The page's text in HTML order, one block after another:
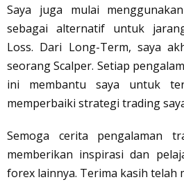
Saya juga mulai
sebagai alternatif untuk
Loss. Dari Long-Term, saya
seorang Scalper. Setiap
ini membantu saya untuk
memperbaiki strategi trading
Semoga cerita pengalaman
memberikan inspirasi dan
forex lainnya. Terima kasih telah